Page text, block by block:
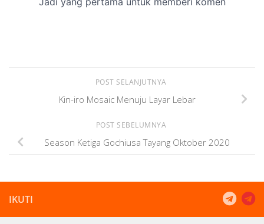
POST SELANJUTNYA
Kin-iro Mosaic Menuju Layar Lebar
POST SEBELUMNYA
Season Ketiga Gochiusa Tayang Oktober 2020
IKUTI